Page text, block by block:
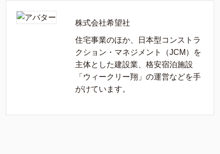
株式会社希望社
住宅事業のほか、日本型コンストラ
クション・マネジメント（JCM）を
主体とした建設業、格安宿泊施設
「ウィークリー翔」の運営などを手
がけています。